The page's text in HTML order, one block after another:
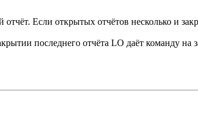
Если открытых отчётов несколько и
последнего отчёта LO даёт команду